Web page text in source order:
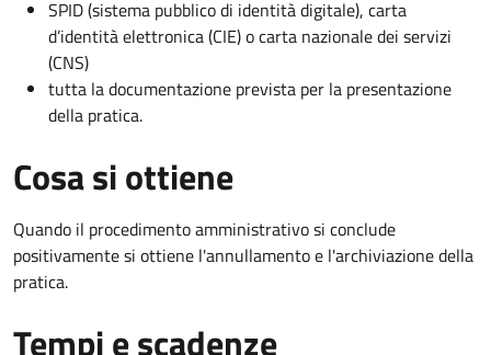
SPID (sistema pubblico di identità digitale), carta
d’identità elettronica (CIE) o carta nazionale dei servizi
(CNS)
tutta la documentazione prevista per la presentazione
della pratica.
Cosa si ottiene
Quando il procedimento amministrativo si conclude
positivamente si ottiene l'annullamento e l'archiviazione della
pratica.
Tempi e scadenze